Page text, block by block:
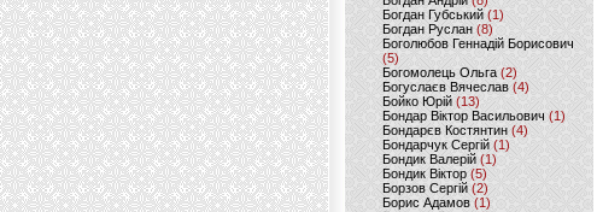
Богдан Губський (1)
Богдан Руслан(8)
Боголюбов Геннадій Борисович
(5)
Богомолець Ольга (2)
Богуслаєв Вячеслав (4)
Бойко Юрій (13)
Бондар Віктор Васильович (1)
Бондарєв Костянтин (4)
Бондарчук Сергій(1)
Бондик Валерій (1)
Бондик Віктор(5)
Борзов Сергiй (2)
Борис Адамов(1)